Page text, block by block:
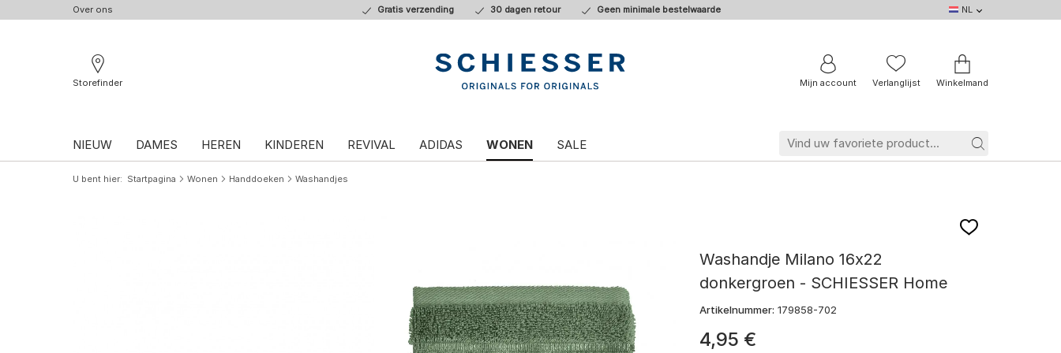
Over ons Gratis verzending 30 dagen retour Geen minimale bestelwaarde
NL
DE
NL
BE
FR
Storefinder
Mijn account Verlanglijst Winkelmand
NIEUW DAMES HEREN KINDEREN REVIVAL ADIDAS WONEN SALE
U bent hier Startpagina Wonen Handdoeken Washandjes
Washandje Milano 16x22
donkergroen - SCHIESSER Home
Artikelnummer: 179858-702
4,95 €